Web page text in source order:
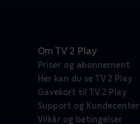
Om TV 2 Play
Priser og abonnement
Her kan du se TV 2 Play
Gavekort til TV 2 Play
Support og Kundecenter
Vilkår og betingelser